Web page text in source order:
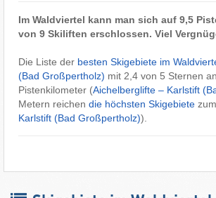
Im Waldviertel kann man sich auf 9,5
von 9 Skiliften erschlossen. Viel
Die Liste der besten Skigebiete im
(Bad Großpertholz) mit 2,4 von 5 Sternen
Pistenkilometer (Aichelberglifte – Karlstift
Metern reichen die höchsten Skigebiete
Karlstift (Bad Großpertholz)).